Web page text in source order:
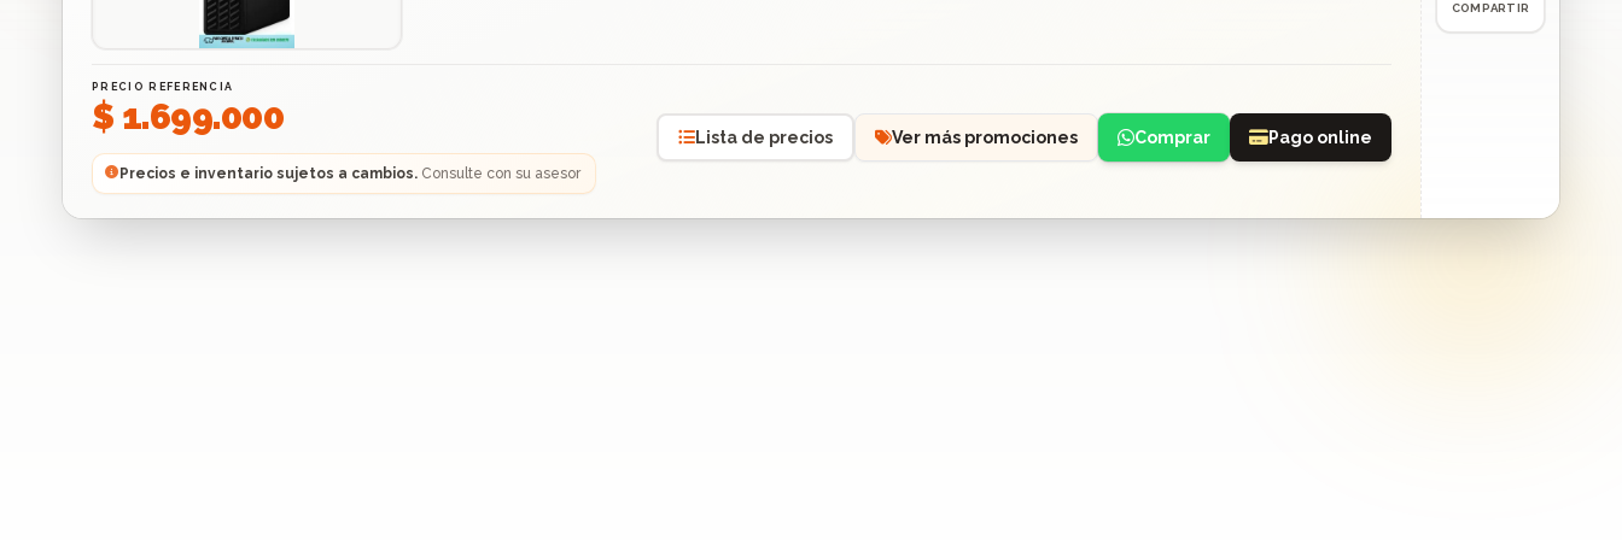
PRECIO REFERENCIA
$ 1.699.000
Precios e inventario sujetos a cambios.Consulte con su asesor
Lista de precios Ver más promociones Comprar Pago online
COMPARTIR